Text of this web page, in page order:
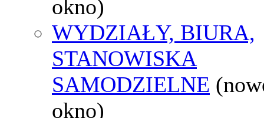
okno)
WYDZIAŁY, BIURA,
STANOWISKA
SAMODZIELNE
okno)